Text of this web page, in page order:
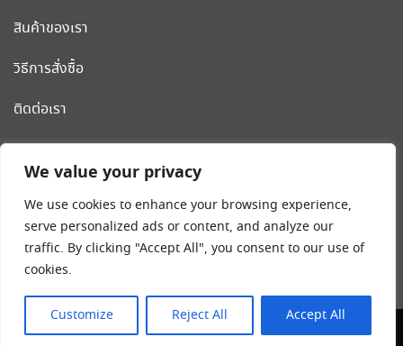
We value your privacy
We use cookies to enhance your browsing experience,
serve personalized ads or content, and analyze our
traffic. By clicking "Accept All", you consent to our use of
cookies.
Customize Reject All Accept All
โรงงานผลิต รถเข็นสแตนเลส รถเข็นโรงแรม เครื่องมือและอุปกรณ์
ทำความสะอาด น้ำยาทำความสะอาด
Tel:02-018-4540-8
มือถือ089-203-2546
สินค้าของเรา
วิธีการสั่งซื้อ
ติดต่อเรา
© 2023 CLEANWORLD-TH.COM ALL RIGHTS RESERVED.